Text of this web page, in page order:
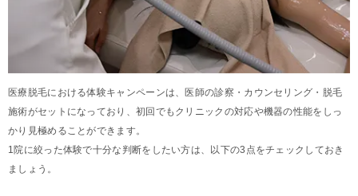
医療脱毛における体験キャンペーンは、医師の診察・カウンセリング・脱毛
施術がセットになっており、初回でもクリニックの対応や機器の性能をしっ
かり見極めることができます。
1院に絞った体験で十分な判断をしたい方は、以下の3点をチェックしておき
ましょう。